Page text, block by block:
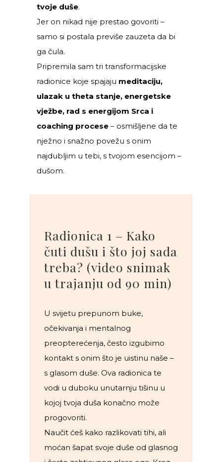
tvoje duše.
Jer on nikad nije prestao govoriti –
samo si postala previše zauzeta da bi
ga čula.
Pripremila sam tri transformacijske
radionice koje spajaju meditaciju,
ulazak u theta stanje, energetske
vježbe, rad s energijom Srca i
coaching procese – osmišljene da te
nježno i snažno povežu s onim
najdubljim u tebi, s tvojom esencijom –
dušom.
Radionica 1 – Kako
čuti dušu i što joj sada
treba? (video snimak
u trajanju od 90 min)
U svijetu prepunom buke,
očekivanja i mentalnog
preopterećenja, često izgubimo
kontakt s onim što je uistinu naše –
s glasom duše. Ova radionica te
vodi u duboku unutarnju tišinu u
kojoj tvoja duša konačno može
progovoriti.
Naučit ćeš kako razlikovati tihi, ali
moćan šapat svoje duše od glasnog